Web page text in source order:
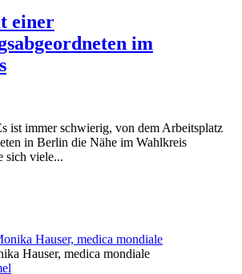
einer
im
ist immer schwierig, von dem Arbeitsplatz
in Berlin die Nähe im Wahlkreis
sich viele...
Hauser, medica mondiale